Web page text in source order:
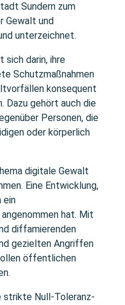
Sundern zum
Gewalt und
unterzeichnet.
sich darin, ihre
Schutzmaßnahmen
konsequent
Dazu gehört auch die
Personen, die
oder körperlich
digitale Gewalt
Eine Entwicklung,
ein
hat. Mit
diffamierenden
gezielten Angriffen
öffentlichen
strikte Null-Toleranz-